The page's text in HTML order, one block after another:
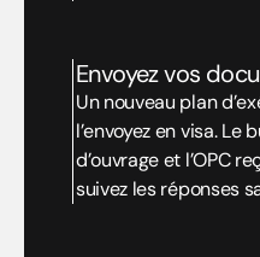
Envoyez vos
Un nouveau plan
l’envoyez en visa. Le
d’ouvrage et l’OPC
suivez les réponses